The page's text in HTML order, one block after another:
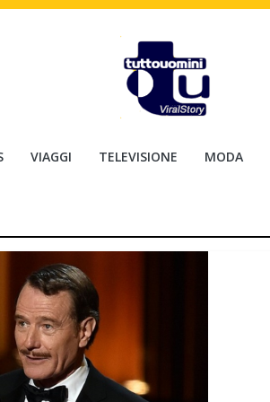
VIAGGI TELEVISIONE MODA